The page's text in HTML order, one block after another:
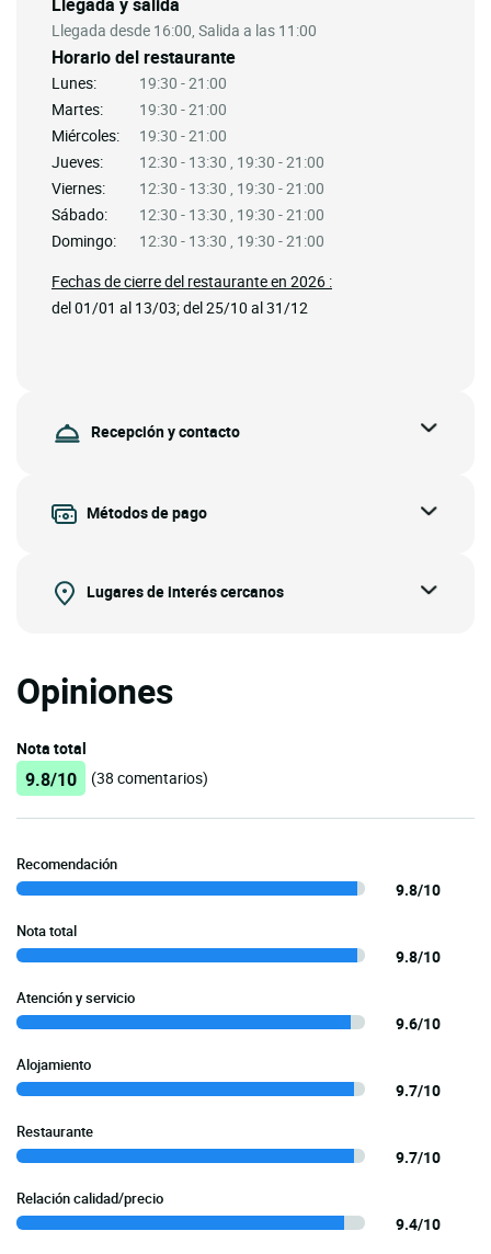
Llegada desde 16:00, Salida a las 11:00
Horario del restaurante
Lunes:
19:30 - 21:00
Martes:
19:30 - 21:00
Miércoles:
19:30 - 21:00
Jueves:
12:30 - 13:30 , 19:30 - 21:00
Viernes:
12:30 - 13:30 , 19:30 - 21:00
Sábado:
12:30 - 13:30 , 19:30 - 21:00
Domingo:
12:30 - 13:30 , 19:30 - 21:00
Fechas de cierre del restaurante en 2026 :
del 01/01 al 13/03; del 25/10 al 31/12
Recepción y contacto
Métodos de pago
Lugares de interés cercanos
Opiniones
Nota total
9.8/10 (38 comentarios)
Recomendación
9.8/10
Nota total
9.8/10
Atención y servicio
9.6/10
Alojamiento
9.7/10
Restaurante
9.7/10
Relación calidad/precio
9.4/10